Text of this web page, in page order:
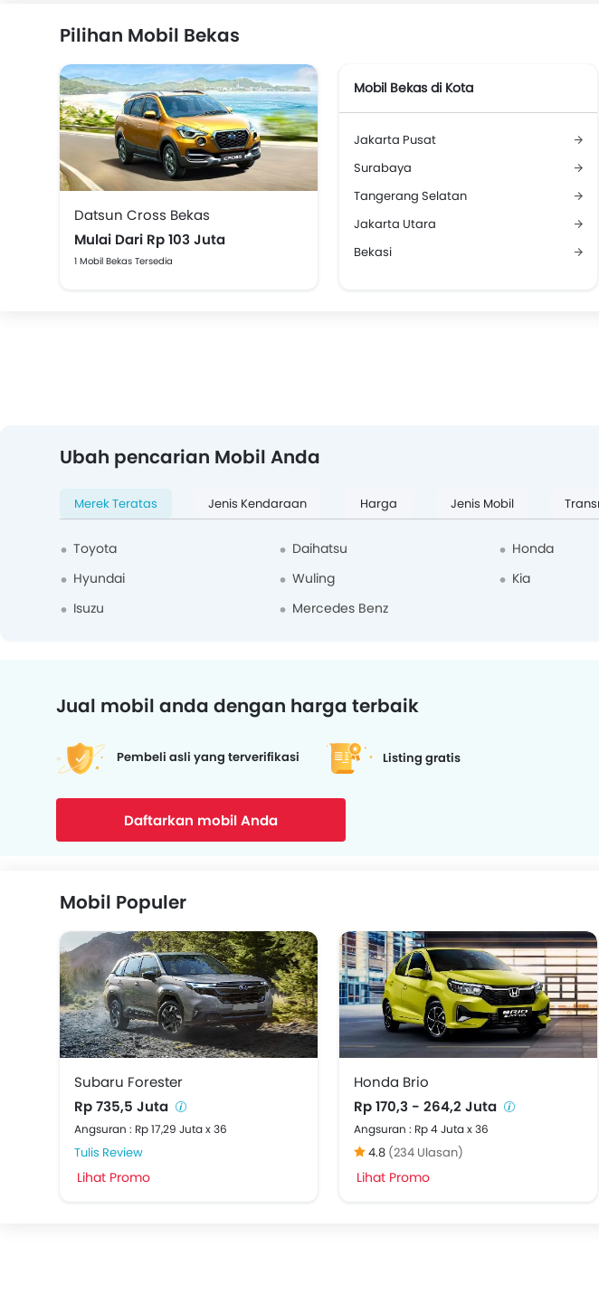
Pilihan Mobil Bekas
Datsun Cross Bekas
Mulai Dari Rp 103 Juta
1 Mobil Bekas Tersedia
Mobil Bekas di Kota
Jakarta Pusat
Surabaya
Tangerang Selatan
Jakarta Utara
Bekasi
Ubah pencarian Mobil Anda
Merek Teratas Jenis Kendaraan Harga Jenis Mobil
Toyota Daihatsu Honda
Hyundai
Wuling Kia
Isuzu
Mercedes Benz
Jual mobil anda dengan harga terbaik
Pembeli asli yang terverifikasi Listing gratis
Daftarkan mobil Anda
Mobil Populer
Subaru Forester
Rp 735,5 Juta
Angsuran : Rp 17,29 Juta x 36
Tulis Review
Lihat Promo
Honda Brio
Rp 170,3 - 264,2 Juta
Angsuran : Rp 4 Juta x 36
4.8 (234 Ulasan)
Lihat Promo